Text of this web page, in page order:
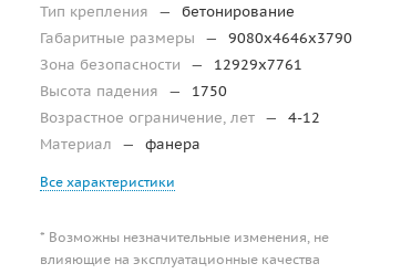
Тип крепления —
бетонирование
Габаритные размеры
—
9080х4646х3790
Зона безопасности
—
12929х7761
Высота падения
—
1750
Возрастное ограничение, лет —
4-12
Материал
— фанера
Все характеристики
* Возможны незначительные изменения, не
влияющие на эксплуатационные качества